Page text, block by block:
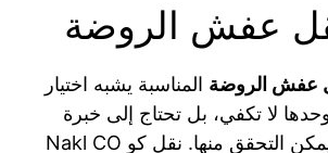
عفش الروضة
عفش الروضة المناسبة يشبه اختيار
لا تكفي، بل تحتاج إلى خبرة
ميدانية وسمعة يمكن التحقق منها. نقل كو Nakl CO